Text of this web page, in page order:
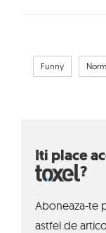
Funny
Iti place
?
Aboneaza-te
astfel de